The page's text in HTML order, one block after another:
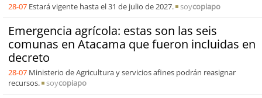
28-07 Estará vigente hasta el 31 de julio de 2027. soycopiapo
Emergencia agrícola: estas son las seis
comunas en Atacama que fueron incluidas en
decreto
28-07 Ministerio de Agricultura y servicios afines podrán reasignar
recursos.
soycopiapo